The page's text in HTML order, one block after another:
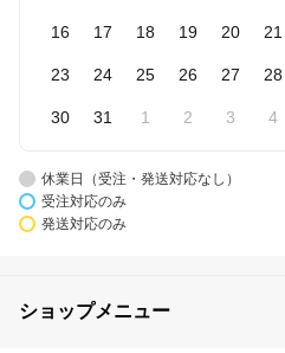
16 17 18 19 20 21
23 24 25 26 27 28
30 31 1 2 3 4
休業日（受注・発送対応なし）
受注対応のみ
発送対応のみ
ショップメニュー